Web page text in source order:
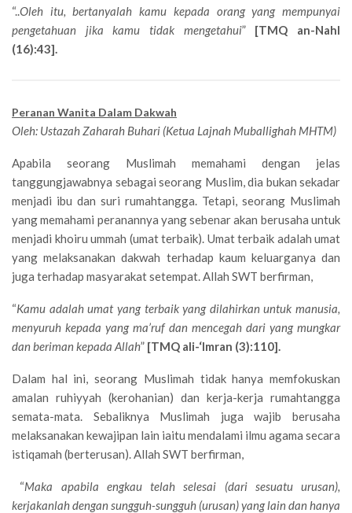
“..Oleh itu, bertanyalah kamu kepada orang yang mempunyai
pengetahuan jika kamu tidak mengetahui”[TMQ an-Nahl
(16):43].
Peranan Wanita Dalam Dakwah
Oleh: Ustazah Zaharah Buhari (Ketua Lajnah Muballighah MHTM)
Apabila seorang Muslimah memahami dengan jelas
tanggungjawabnya sebagai seorang Muslim, dia bukan sekadar
menjadi ibu dan suri rumahtangga. Tetapi, seorang Muslimah
yang memahami peranannya yang sebenar akan berusaha untuk
menjadi khoiru ummah (umat terbaik). Umat terbaik adalah umat
yang melaksanakan dakwah terhadap kaum keluarganya dan
juga terhadap masyarakat setempat. Allah SWT berfirman,
“Kamu adalah umat yang terbaik yang dilahirkan untuk manusia,
menyuruh kepada yang ma’ruf dan mencegah dari yang mungkar
dan beriman kepada Allah” [TMQ ali-‘Imran (3):110].
Dalam hal ini, seorang Muslimah tidak hanya memfokuskan
amalan ruhiyyah (kerohanian) dan kerja-kerja rumahtangga
semata-mata. Sebaliknya Muslimah juga wajib berusaha
melaksanakan kewajipan lain iaitu mendalami ilmu agama secara
istiqamah (berterusan). Allah SWT berfirman,
“Maka apabila engkau telah selesai (dari sesuatu urusan),
kerjakanlah dengan sungguh-sungguh (urusan) yang lain dan hanya